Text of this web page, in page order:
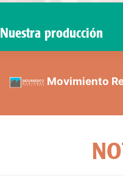
Nuestra producción
Movimiento